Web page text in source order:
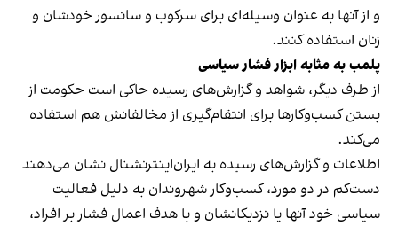
و از آنها به عنوان وسیله‌ای برای سرکوب و سانسور خودشان و
زنان استفاده کنند.
پلمب به مثابه ابزار فشار سیاسی
از طرف دیگر، شواهد و گزارش‌های رسیده حاکی است حکومت از
بستن کسب‌وکارها برای انتقام‌گیری از مخالفانش هم استفاده
می‌کند.
اطلاعات و گزارش‌های رسیده به ایران‌اینترنشنال نشان می‌دهند
دست‌کم در دو مورد، کسب‌وکار شهروندان به دلیل فعالیت
سیاسی خود آنها یا نزدیکانشان و با هدف اعمال فشار بر افراد،